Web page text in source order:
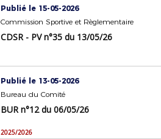
Publié le 15-05-2026
Commission Sportive et Règlementaire
CDSR - PV n°35 du 13/05/26
Publié le 13-05-2026
Bureau du Comité
BUR n°12 du 06/05/26
2025/2026